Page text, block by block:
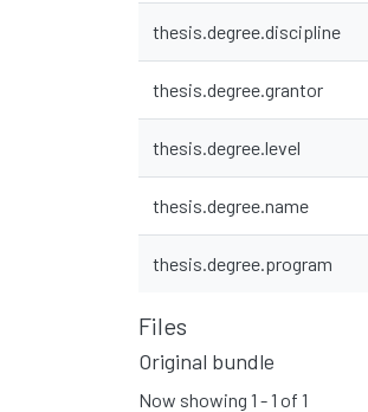
thesis.degree.discipline
thesis.degree.grantor
thesis.degree.level
thesis.degree.name
thesis.degree.program
Files
Original bundle
Now showing 1 - 1 of 1